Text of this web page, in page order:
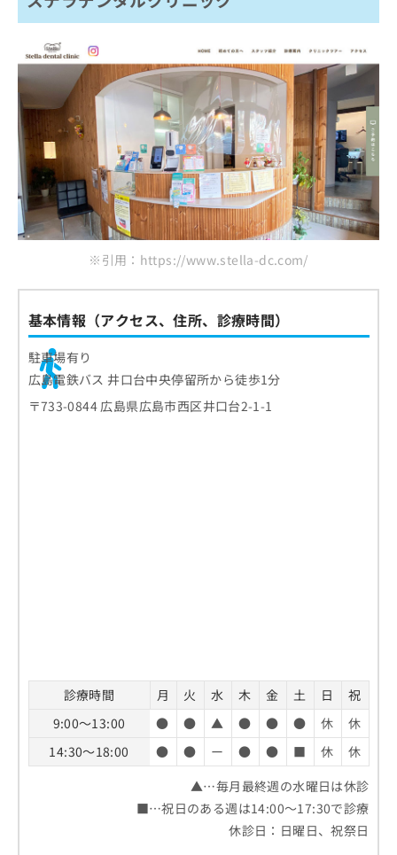
※引用：https://www.stella-dc.com/
基本情報（アクセス、住所、診療時間）
駐車場有り
広島電鉄バス 井口台中央停留所から徒歩1分
〒733-0844 広島県広島市西区井口台2-1-1
診療時間 月 火 水 木 金 土 日
祝
9:00～13:00
● ● ▲ ● ● ● 休
休
14:30～18:00
● ● ー ● ● ■ 休
休
▲…毎月最終週の水曜日は休診
■…祝日のある週は14:00～17:30で診療
休診日：日曜日、祝祭日